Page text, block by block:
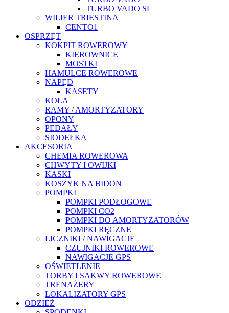
TURBO VADO SL
WILIER TRIESTINA
CENTO1
OSPRZĘT
KOKPIT ROWEROWY
KIEROWNICE
MOSTKI
HAMULCE ROWEROWE
NAPĘD
KASETY
KOŁA
RAMY / AMORTYZATORY
OPONY
PEDAŁY
SIODEŁKA
AKCESORIA
CHEMIA ROWEROWA
CHWYTY I OWIJKI
KASKI
KOSZYK NA BIDON
POMPKI
POMPKI PODŁOGOWE
POMPKI CO2
POMPKI DO AMORTYZATORÓW
POMPKI RĘCZNE
LICZNIKI / NAWIGACJE
CZUJNIKI ROWEROWE
NAWIGACJE GPS
OŚWIETLENIE
TORBY I SAKWY ROWEROWE
TRENAŻERY
LOKALIZATORY GPS
ODZIEŻ